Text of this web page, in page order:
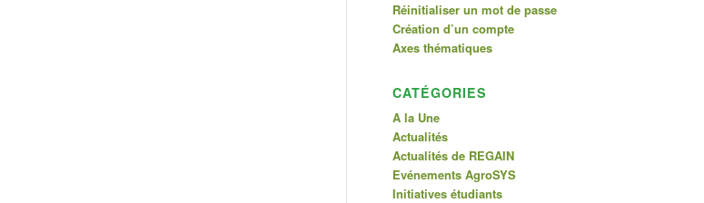
Réinitialiser un mot de passe
Création d’un compte
Axes thématiques
CATÉGORIES
A la Une
Actualités
Actualités de REGAIN
Evénements AgroSYS
Initiatives étudiants